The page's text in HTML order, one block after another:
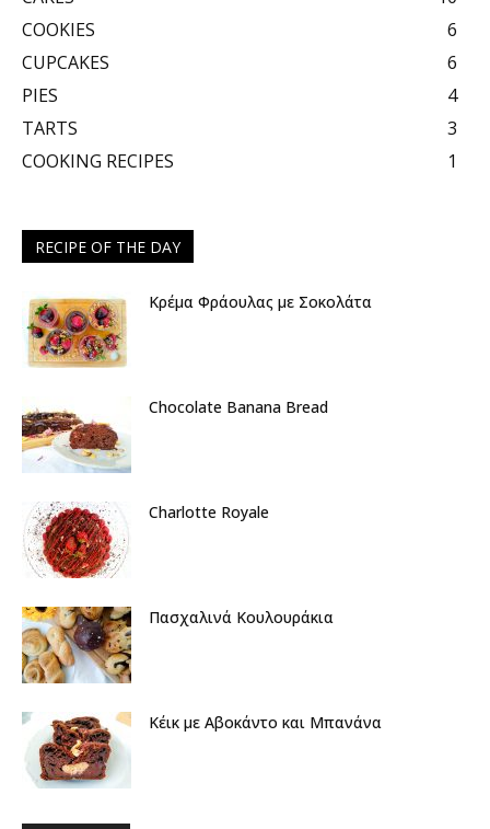
COOKIES
6
CUPCAKES
6
PIES
4
TARTS
3
COOKING RECIPES
1
RECIPE OF THE DAY
Κρέμα Φράουλας με Σοκολάτα
Chocolate Banana Bread
Charlotte Royale
Πασχαλινά Κουλουράκια
Κέικ με Αβοκάντο και Μπανάνα